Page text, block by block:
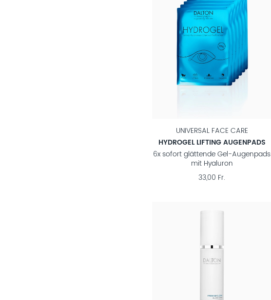
UNIVERSAL FACE CARE
HYDROGEL LIFTING AUGENPADS
6x sofort glättende Gel-Augenpads
mit Hyaluron
33,00 Fr.